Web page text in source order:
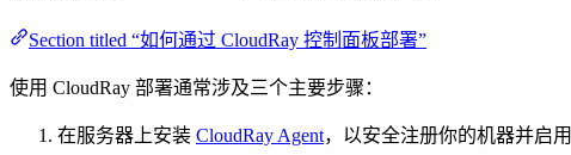
Section titled “如何通过 CloudRay 控制面板部署”
使用 CloudRay 部署通常涉及三个主要步骤：
在服务器上安装 CloudRay Agent，以安全注册你的机器并启